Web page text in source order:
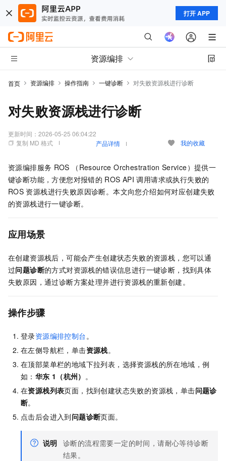
打开 APP
资源编排
首页 资源编排 操作指南 一键诊断 对失败资源栈进行诊断
对失败资源栈进行诊断
更新时间： 2026-05-25 06:04:22
复制 MD 格式
产品详情 我的收藏
资源编排服务 ROS （Resource Orchestration Service）提供一
键诊断功能，方便您对报错的 ROS API 调用请求或执行失败的
ROS 资源栈进行失败原因诊断。本文向您介绍如何对应创建失败
的资源栈进行一键诊断。
应用场景
在创建资源栈后，可能会产生创建状态失败的资源栈，您可以通
过问题诊断的方式对资源栈的错误信息进行一键诊断，找到具体
失败原因，通过诊断方案处理并进行资源栈的重新创建。
操作步骤
登录资源编排控制台。
在左侧导航栏，单击资源栈。
在顶部菜单栏的地域下拉列表，选择资源栈的所在地域，例
如： 华东 1（杭州） 。
在资源栈列表页面，找到创建状态失败的资源栈，单击问题诊
断。
点击后会进入到问题诊断页面。
说明 诊断的流程需要一定的时间，请耐心等待诊断
结果。